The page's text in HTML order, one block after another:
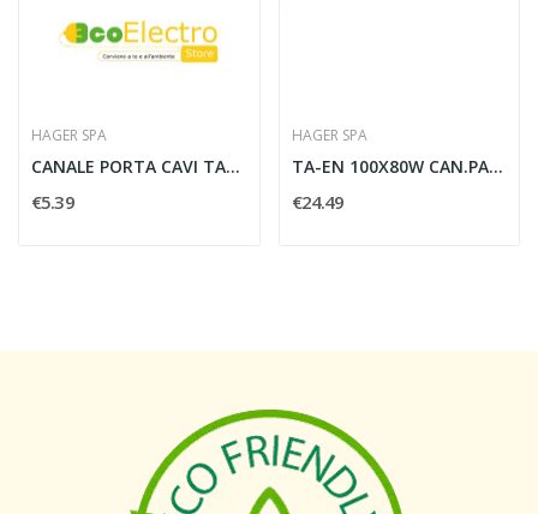
HAGER SPA
CANALE PORTA CAVI TA-EN 40X40 W A BASE PIANA...
€5.39
HAGER SPA
TA-EN 100X80W CAN.PAR.P.CAVI
€24.49